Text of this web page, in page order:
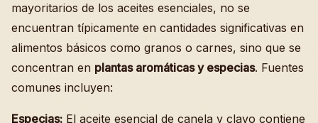
mayoritarios de los aceites esenciales, no se
encuentran típicamente en cantidades significativas en
alimentos básicos como granos o carnes, sino que se
concentran en plantas aromáticas y especias. Fuentes
comunes incluyen:
Especias: El aceite esencial de canela y clavo contiene